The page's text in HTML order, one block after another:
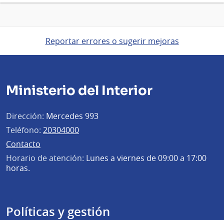
Reportar errores o sugerir mejoras
Ministerio del Interior
Dirección: Mercedes 993
Teléfono: 20304000
Contacto
Horario de atención: Lunes a viernes de 09:00 a 17:00
horas.
Políticas y gestión